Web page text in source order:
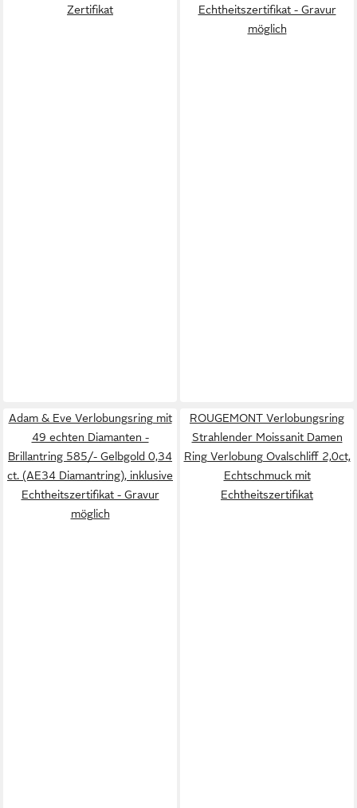
Zertifikat
Echtheitszertifikat - Gravur
möglich
Adam & Eve Verlobungsring mit
49 echten Diamanten -
Brillantring 585/- Gelbgold 0,34
ct. (AE34 Diamantring), inklusive
Echtheitszertifikat - Gravur
möglich
ROUGEMONT Verlobungsring
Strahlender Moissanit Damen
Ring Verlobung Ovalschliff 2,0ct,
Echtschmuck mit
Echtheitszertifikat